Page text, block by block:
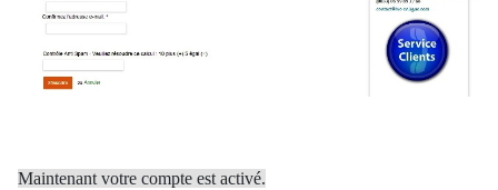
Maintenant votre compte est activé.